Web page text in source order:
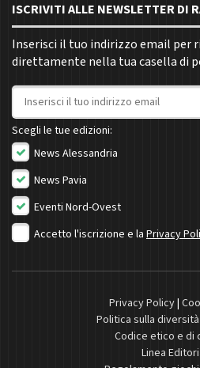
ISCRIVITI ALLE NEWSLETTER DI
Inserisci il tuo indirizzo email per
direttamente nella tua casella di
Indirizzo email
Scegli le tue edizioni:
News Alessandria
News Pavia
Eventi Nord-Ovest
Accetto l'iscrizione e la Privacy
Privacy Policy|
Politica sulla
Codice etico e di
Linea